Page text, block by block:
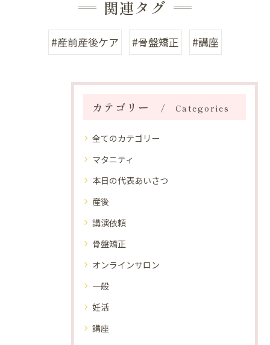
関連タグ
#産前産後ケア #骨盤矯正 #講座
カテゴリー Categories
全てのカテゴリー
マタニティ
本日の代表あいさつ
産後
講演依頼
骨盤矯正
オンラインサロン
一般
妊活
講座